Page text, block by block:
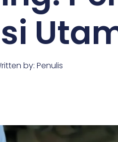
by: Penulis